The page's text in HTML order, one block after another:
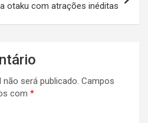
otaku com atrações inéditas
será publicado. Campos
com *